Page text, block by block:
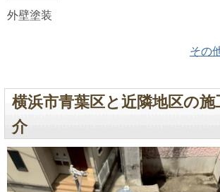
外壁塗装
その
横浜市青葉区と近隣地区の
介